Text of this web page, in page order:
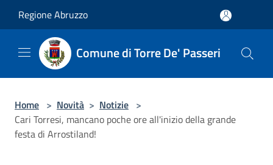
Regione Abruzzo
Comune di Torre De' Passeri
Home > Novità > Notizie >
Cari Torresi, mancano poche ore all'inizio della grande
festa di Arrostiland!